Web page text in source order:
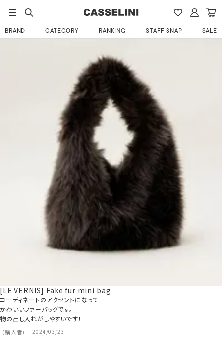
BRAND CATEGORY RANKING STAFF SNAP SALE
[LE VERNIS] Fake fur mini bag
購入者 2024/03/23
コーディネートのアクセントになって
かわいいファーバッグです。
物の出し入れがしやすいです！